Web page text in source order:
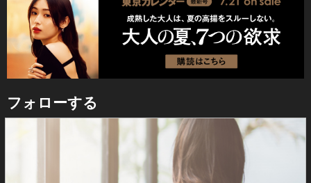
フォローする